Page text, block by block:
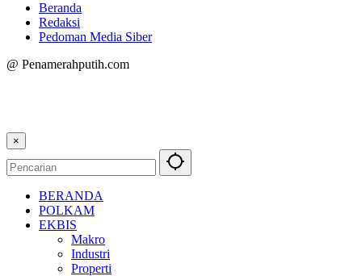
Beranda
Redaksi
Pedoman Media Siber
@ Penamerahputih.com
×
BERANDA
POLKAM
EKBIS
Makro
Industri
Properti